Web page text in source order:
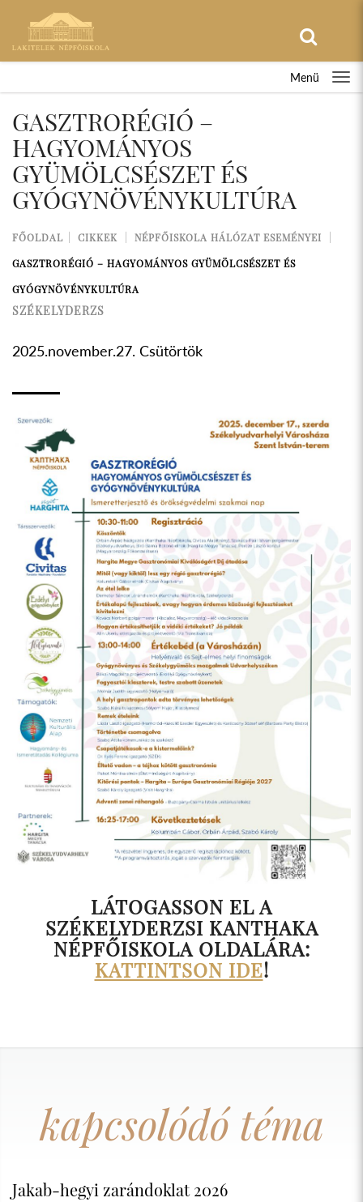
Menü
GASZTRORÉGIÓ –
HAGYOMÁNYOS
GYÜMÖLCSÉSZET ÉS
GYÓGYNÖVÉNYKULTÚRA
FŐOLDAL CIKKEK
NÉPFŐISKOLA HÁLÓZAT ESEMÉNYEI
GASZTRORÉGIÓ – HAGYOMÁNYOS GYÜMÖLCSÉSZET ÉS
GYÓGYNÖVÉNYKULTÚRA
SZÉKELYDERZS
2025.november.27. Csütörtök
LÁTOGASSON EL A
SZÉKELYDERZSI KANTHAKA
NÉPFŐISKOLA OLDALÁRA:
KATTINTSON IDE!
kapcsolódó téma
Jakab-hegyi zarándoklat 2026